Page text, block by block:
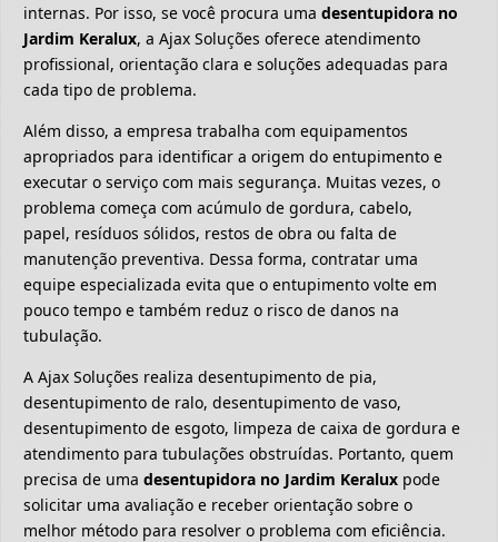
internas. Por isso, se você procura uma desentupidora no
Jardim Keralux, a Ajax Soluções oferece atendimento
profissional, orientação clara e soluções adequadas para
cada tipo de problema.
Além disso, a empresa trabalha com equipamentos
apropriados para identificar a origem do entupimento e
executar o serviço com mais segurança. Muitas vezes, o
problema começa com acúmulo de gordura, cabelo,
papel, resíduos sólidos, restos de obra ou falta de
manutenção preventiva. Dessa forma, contratar uma
equipe especializada evita que o entupimento volte em
pouco tempo e também reduz o risco de danos na
tubulação.
A Ajax Soluções realiza desentupimento de pia,
desentupimento de ralo, desentupimento de vaso,
desentupimento de esgoto, limpeza de caixa de gordura e
atendimento para tubulações obstruídas. Portanto, quem
precisa de uma desentupidora no Jardim Keralux pode
solicitar uma avaliação e receber orientação sobre o
melhor método para resolver o problema com eficiência.